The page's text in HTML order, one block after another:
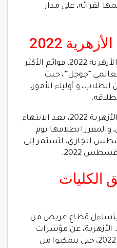
لقرائه، على مدار
2022
ويتصدر تنسيق الكليات الأزهرية 2022، قوائم الأكثر
“جوجل”، حيث
و أولياء الأمور،
وينطلق تنسيق الثانوية الأزهرية 2022، بعد الانتهاء
والمقرر انطلاقها يوم
الموافق 20 أغسطس الجاري، لتستمر إلى
الكليات
قطاع عريض من
عن مؤشرات
تنسيق الكليات الأزهرية 2022، حتى يتمكنوا من